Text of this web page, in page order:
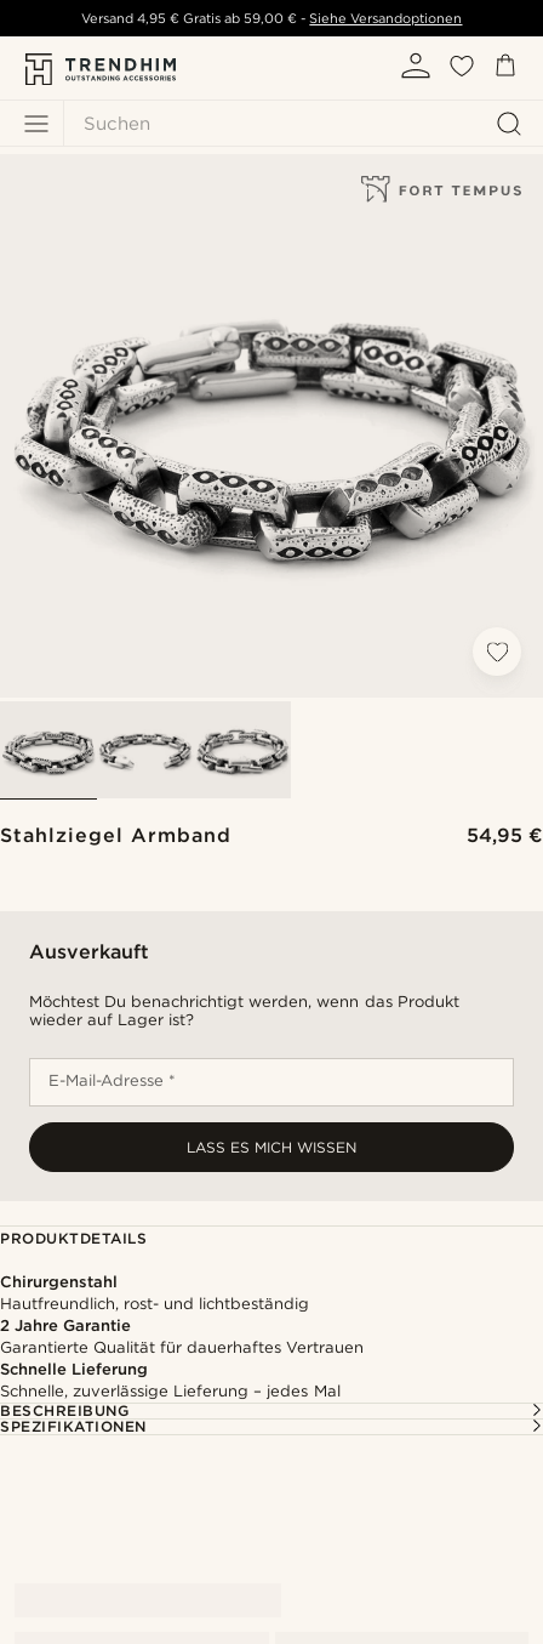
Suchen
Versand 4,95 € Gratis ab 59,00 € - Siehe Versandoptionen
Stahlziegel Armband 54,95 €
Ausverkauft
Möchtest Du benachrichtigt werden, wenn das Produkt
wieder auf Lager ist?
E-Mail-Adresse *
LASS ES MICH WISSEN
PRODUKTDETAILS
Chirurgenstahl
Hautfreundlich, rost- und lichtbeständig
2 Jahre Garantie
Garantierte Qualität für dauerhaftes Vertrauen
Schnelle Lieferung
Schnelle, zuverlässige Lieferung – jedes Mal
BESCHREIBUNG
SPEZIFIKATIONEN